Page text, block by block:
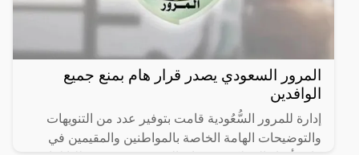
المرور السعودي يصدر قرار هام بمنع جميع
الوافدين
إدارة للمرور السُّعُودية قامت بتوفير عدد من التنويهات
والتوضيحات الهامة الخاصة بالمواطنين والمقيمين في